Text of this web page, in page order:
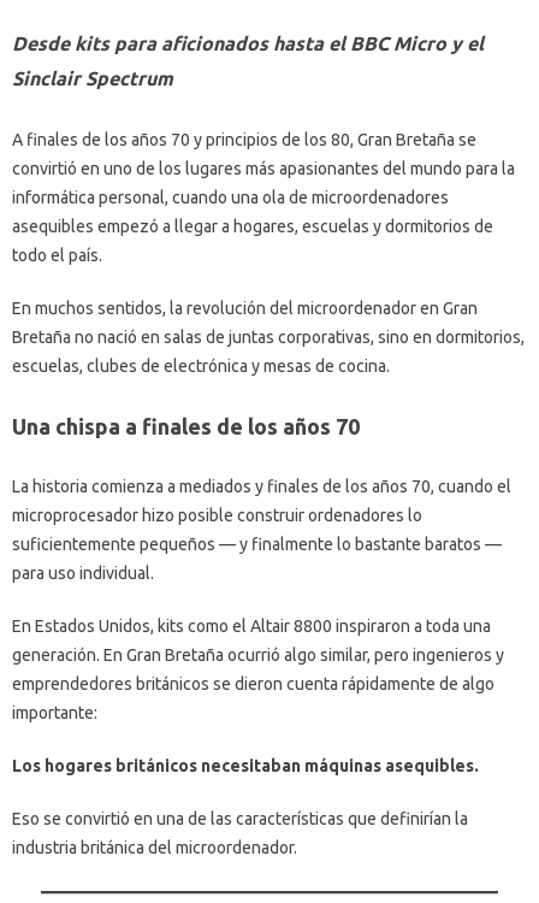
Desde kits para aficionados hasta el BBC Micro y el
Sinclair Spectrum
A finales de los años 70 y principios de los 80, Gran Bretaña se
convirtió en uno de los lugares más apasionantes del mundo para la
informática personal, cuando una ola de microordenadores
asequibles empezó a llegar a hogares, escuelas y dormitorios de
todo el país.
En muchos sentidos, la revolución del microordenador en Gran
Bretaña no nació en salas de juntas corporativas, sino en dormitorios,
escuelas, clubes de electrónica y mesas de cocina.
Una chispa a finales de los años 70
La historia comienza a mediados y finales de los años 70, cuando el
microprocesador hizo posible construir ordenadores lo
suficientemente pequeños — y finalmente lo bastante baratos —
para uso individual.
En Estados Unidos, kits como el Altair 8800 inspiraron a toda una
generación. En Gran Bretaña ocurrió algo similar, pero ingenieros y
emprendedores británicos se dieron cuenta rápidamente de algo
importante:
Los hogares británicos necesitaban máquinas asequibles.
Eso se convirtió en una de las características que definirían la
industria británica del microordenador.